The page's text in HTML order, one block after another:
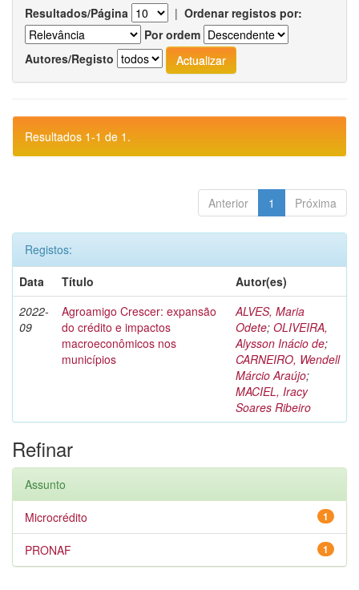
Resultados/Página | Ordenar registos por:
Por ordem
Autores/Registo
Resultados 1-1 de 1.
Anterior 1 Próxima
Registos:
Data
Título
Autor(es)
2022-
09
Agroamigo Crescer: expansão
do crédito e impactos
macroeconômicos nos
municípios
ALVES, Maria
Odete; OLIVEIRA,
Alysson Inácio de;
CARNEIRO, Wendell
Márcio Araújo;
MACIEL, Iracy
Soares Ribeiro
Refinar
Assunto
1
Microcrédito
1
PRONAF